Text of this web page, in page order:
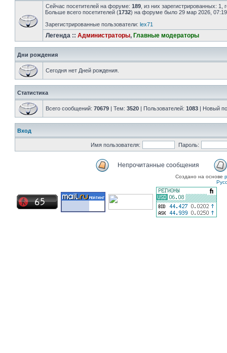
Сейчас посетителей на форуме: 189 , из них зарегистрированных:
Больше всего посетителей (1732) на форуме было 29 мар 2026, 07:19
Зарегистрированные пользователи: lex71
Легенда :: Администраторы, Главные модераторы
Дни рождения
Сегодня нет Дней рождения.
Статистика
Всего сообщений: 70679 | Тем: 3520 | Пользователей: 1083 | Новый
Вход
Имя пользователя: Пароль:
Непрочитанные сообщения
Создано на основе